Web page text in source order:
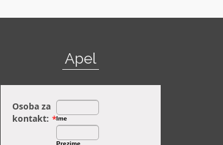
Apel
Osoba za
kontakt: *Ime
Prezime